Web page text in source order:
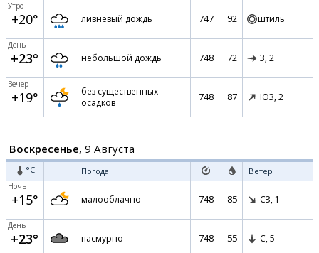
Утро
+20° ливневый дождь 747 92 штиль
День
+23° небольшой дождь 748 72 З, 2
Вечер
+19°
без существенных
осадков
748 87 ЮЗ, 2
Воскресенье, 9 Августа
°C Погода Ветер
Ночь
+15° малооблачно 748 85 СЗ, 1
День
+23° пасмурно 748 55 С, 5